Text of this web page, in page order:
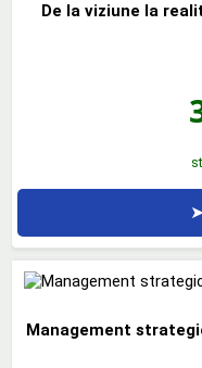
De la viziune la
➤
Management